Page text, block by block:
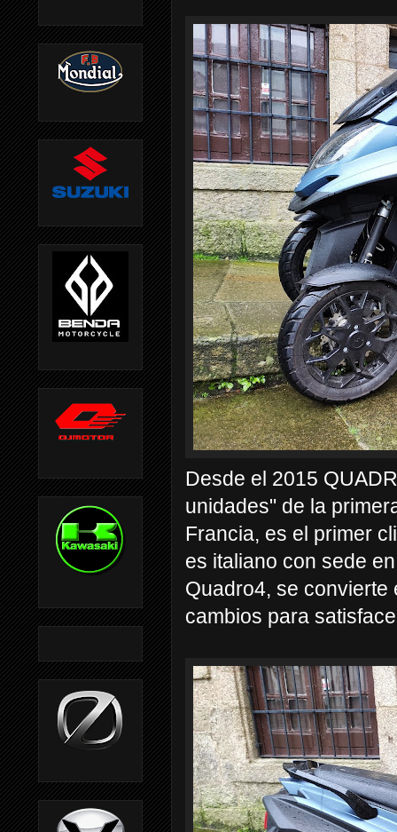
Desde el 2015
unidades" de la
Francia, es el primer
es italiano con sede
Quadro4, se convierte
cambios para